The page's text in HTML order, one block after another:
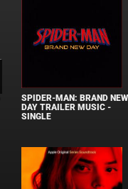
SPIDER-MAN: BRAND NEW
DAY TRAILER MUSIC -
SINGLE